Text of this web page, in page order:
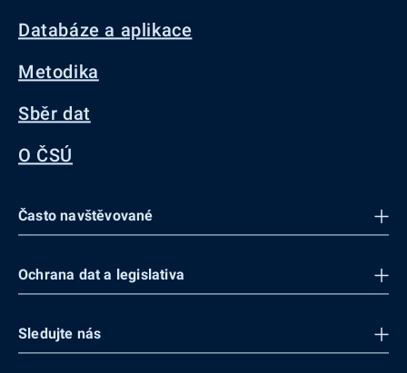
Databáze a aplikace
Metodika
Sběr dat
O ČSÚ
Často navštěvované
Ochrana dat a legislativa
Sledujte nás